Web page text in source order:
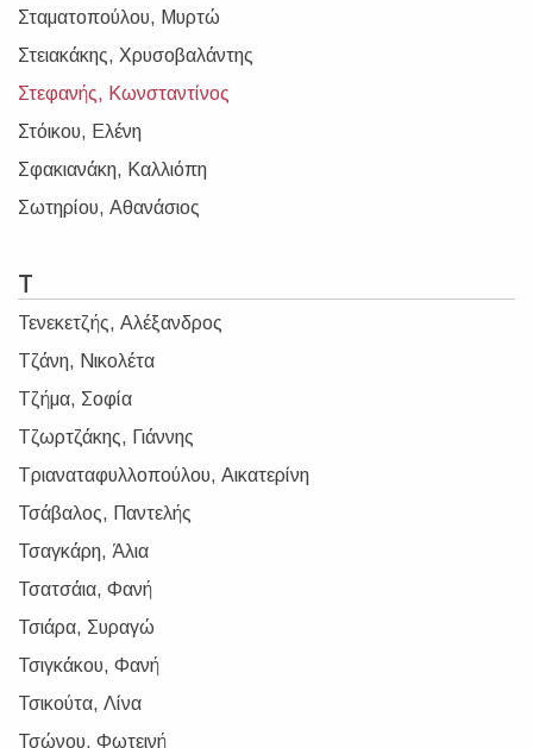
Σταματοπούλου, Μυρτώ
Στειακάκης, Χρυσοβαλάντης
Στεφανής, Κωνσταντίνος
Στόικου, Ελένη
Σφακιανάκη, Καλλιόπη
Σωτηρίου, Αθανάσιος
Τ
Τενεκετζής, Αλέξανδρος
Τζάνη, Νικολέτα
Τζήμα, Σοφία
Τζωρτζάκης, Γιάννης
Τριαναταφυλλοπούλου, Αικατερίνη
Τσάβαλος, Παντελής
Τσαγκάρη, Άλια
Τσατσάια, Φανή
Τσιάρα, Συραγώ
Τσιγκάκου, Φανή
Τσικούτα, Λίνα
Τσώνου, Φωτεινή